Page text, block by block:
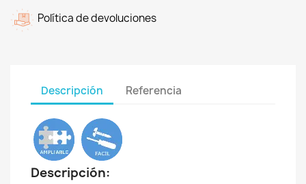
Política de devoluciones
Descripción Referencia
Descripción: